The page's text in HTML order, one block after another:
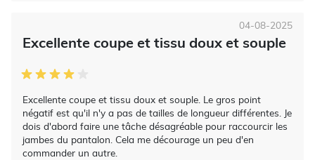
Excellente coupe et tissu doux et souple
Excellente coupe et tissu doux et souple. Le gros point
négatif est qu'il n'y a pas de tailles de longueur différentes. Je
dois d'abord faire une tâche désagréable pour raccourcir les
jambes du pantalon. Cela me décourage un peu d'en
commander un autre.
04-08-2025